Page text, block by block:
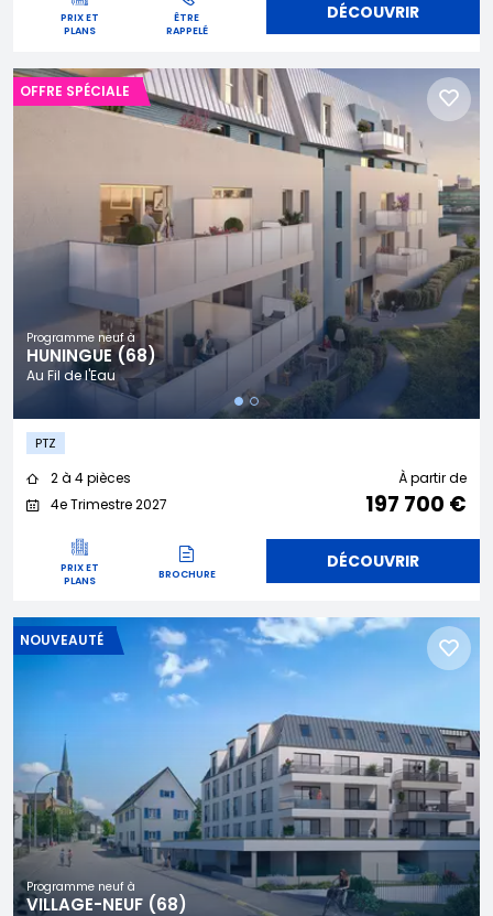
PRIX ET
PLANS
ÊTRE
RAPPELÉ
DÉCOUVRIR
Programme neuf à
HUNINGUE (68)
Au Fil de l'Eau
OFFRE SPÉCIALE
PTZ
2 à 4 pièces
4e Trimestre 2027
À partir de
197 700 €
PRIX ET
PLANS
BROCHURE
DÉCOUVRIR
Programme neuf à
VILLAGE-NEUF (68)
NOUVEAUTÉ